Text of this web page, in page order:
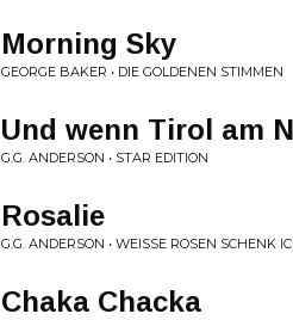
Morning Sky
GEORGE BAKER • DIE GOLDENEN STIMMEN
Und wenn Tirol am
G.G. ANDERSON • STAR EDITION
Rosalie
G.G. ANDERSON • WEISSE ROSEN SCHENK
Chaka Chacka